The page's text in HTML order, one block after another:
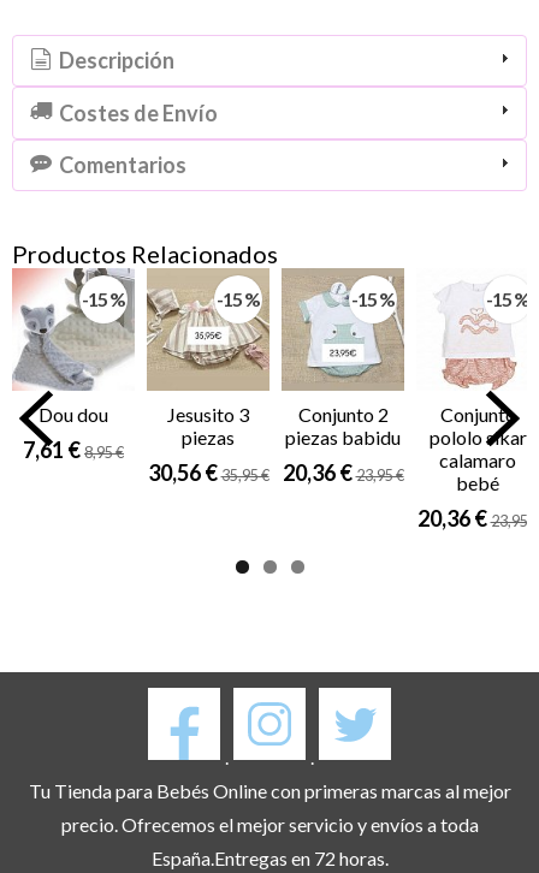
Descripción
Costes de Envío
Comentarios
Productos Relacionados
-15 %
Dou dou
7,61 € 8,95 €
-15 %
Jesusito 3
piezas
30,56 €35,95 €
-15 %
Conjunto 2
piezas babidu
20,36 €23,95 €
-15 %
Conjunto
pololo sikar
calamaro
bebé
20,36 €23,95 €
.
.
Tu Tienda para Bebés Online con primeras marcas al mejor
precio. Ofrecemos el mejor servicio y envíos a toda
España.Entregas en 72 horas.